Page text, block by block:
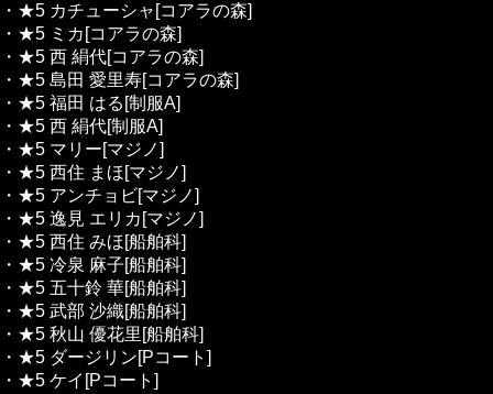
・★5 カチューシャ[コアラの森]
・★5 ミカ[コアラの森]
・★5 西 絹代[コアラの森]
・★5 島田 愛里寿[コアラの森]
・★5 福田 はる[制服A]
・★5 西 絹代[制服A]
・★5 マリー[マジノ]
・★5 西住 まほ[マジノ]
・★5 アンチョビ[マジノ]
・★5 逸見 エリカ[マジノ]
・★5 西住 みほ[船舶科]
・★5 冷泉 麻子[船舶科]
・★5 五十鈴 華[船舶科]
・★5 武部 沙織[船舶科]
・★5 秋山 優花里[船舶科]
・★5 ダージリン[Pコート]
・★5 ケイ[Pコート]